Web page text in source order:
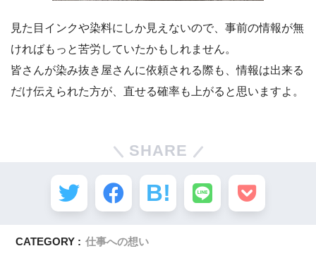
見た目インクや染料にしか見えないので、事前の情報が無
ければもっと苦労していたかもしれません。
皆さんが染み抜き屋さんに依頼される際も、情報は出来る
だけ伝えられた方が、直せる確率も上がると思いますよ。
SHARE
CATEGORY : 仕事への想い